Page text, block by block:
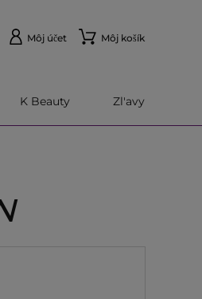
Môj účet Môj košík
K Beauty Zl'avy